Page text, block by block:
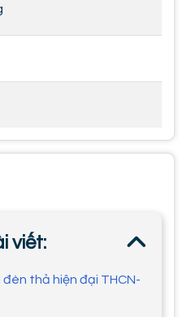
viết:
thả hiện đại THCN-